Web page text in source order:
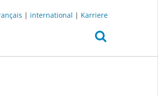
| international | Karriere